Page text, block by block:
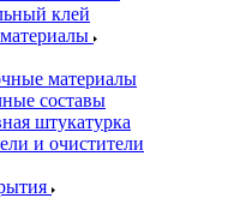
клей
материалы
составы
штукатурка
и очистители